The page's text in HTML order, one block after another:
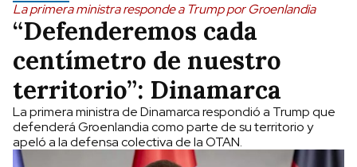
La primera ministra responde a Trump por Groenlandia
“Defenderemos cada
centímetro de nuestro
territorio”: Dinamarca
La primera ministra de Dinamarca respondió a Trump que
defenderá Groenlandia como parte de su territorio y
apeló a la defensa colectiva de la OTAN.